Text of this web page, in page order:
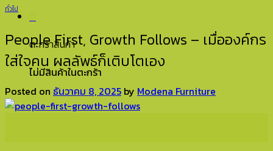
ตะกร้าสินค้า
ไม่มีสินค้าในตะกร้า
ทั่วไป
People First, Growth Follows – เมื่อองค์กร
ใส่ใจคน ผลลัพธ์ก็เติบโตเอง
Posted on ธันวาคม 8, 2025 by Modena Furniture